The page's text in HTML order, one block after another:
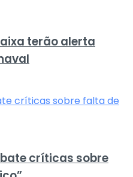
terão alerta
críticas sobre